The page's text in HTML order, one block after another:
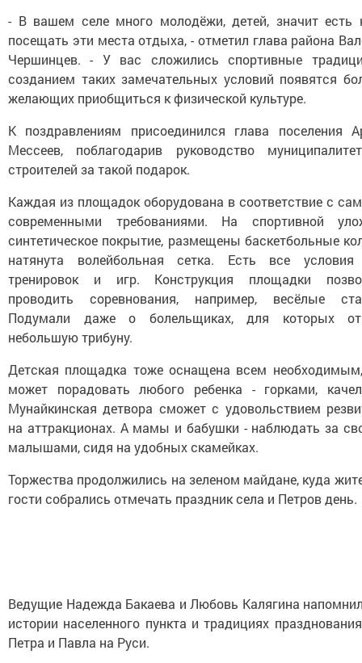
- В вашем селе много молодёжи, детей, значит есть
посещать эти места отдыха, - отметил глава района
Чершинцев. - У вас сложились спортивные
созданием таких замечательных условий появятся
желающих приобщиться к физической культуре.
К поздравлениям присоединился глава поселения
Мессеев, поблагодарив руководство
строителей за такой подарок.
Каждая из площадок оборудована в соответствие с
современными требованиями. На спортивной
синтетическое покрытие, размещены баскетбольные
натянута волейбольная сетка. Есть все
тренировок и игр. Конструкция площадки
проводить соревнования, например, весёлые
Подумали даже о болельщиках, для которых
небольшую трибуну.
Детская площадка тоже оснащена всем
может порадовать любого ребенка - горками,
Мунайкинская детвора сможет с удовольствием
на аттракционах. А мамы и бабушки - наблюдать за
малышами, сидя на удобных скамейках.
Торжества продолжились на зеленом майдане, куда
гости собрались отмечать праздник села и Петров день.
Ведущие Надежда Бакаева и Любовь Калягина
истории населенного пункта и традициях
Петра и Павла на Руси.